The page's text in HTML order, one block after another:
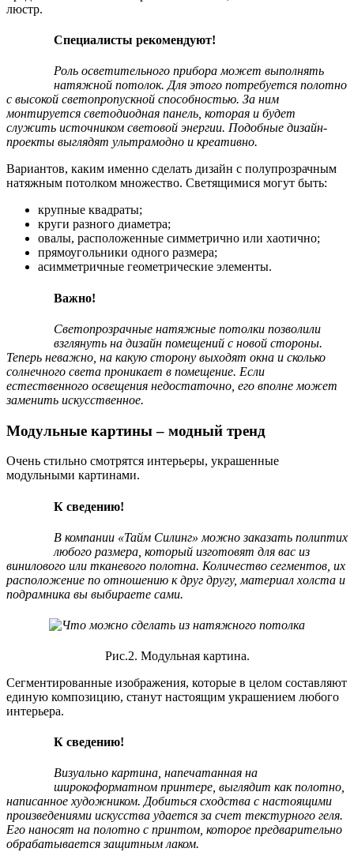
люстр.
Специалисты рекомендуют!
Роль осветительного прибора может выполнять
натяжной потолок. Для этого потребуется полотно
с высокой светопропускной способностью. За ним
монтируется светодиодная панель, которая и будет
служить источником световой энергии. Подобные дизайн-
проекты выглядят ультрамодно и креативно.
Вариантов, каким именно сделать дизайн с полупрозрачным
натяжным потолком множество. Светящимися могут быть:
крупные квадраты;
круги разного диаметра;
овалы, расположенные симметрично или хаотично;
прямоугольники одного размера;
асимметричные геометрические элементы.
Важно!
Светопрозрачные натяжные потолки позволили
взглянуть на дизайн помещений с новой стороны.
Теперь неважно, на какую сторону выходят окна и сколько
солнечного света проникает в помещение. Если
естественного освещения недостаточно, его вполне может
заменить искусственное.
Модульные картины – модный тренд
Очень стильно смотрятся интерьеры, украшенные
модульными картинами.
К сведению!
В компании «Тайм Силинг» можно заказать полиптих
любого размера, который изготовят для вас из
винилового или тканевого полотна. Количество сегментов, их
расположение по отношению к друг другу, материал холста и
подрамника вы выбираете сами.
Рис.2. Модульная картина.
Сегментированные изображения, которые в целом составляют
единую композицию, станут настоящим украшением любого
интерьера.
К сведению!
Визуально картина, напечатанная на
широкоформатном принтере, выглядит как полотно,
написанное художником. Добиться сходства с настоящими
произведениями искусства удается за счет текстурного геля.
Его наносят на полотно с принтом, которое предварительно
обрабатывается защитным лаком.